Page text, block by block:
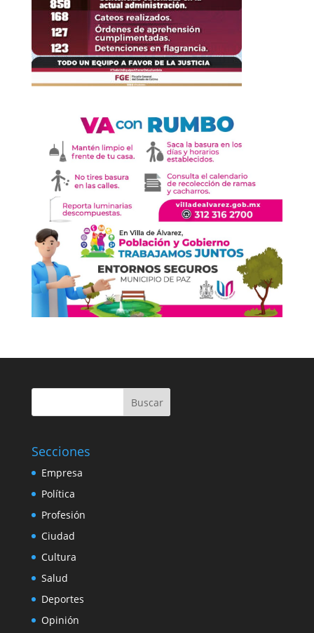
Buscar
Secciones
Empresa
Política
Profesión
Ciudad
Cultura
Salud
Deportes
Opinión